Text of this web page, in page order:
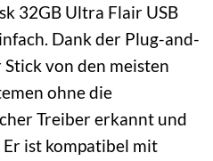
32GB Ultra Flair USB
Dank der Plug-and-
von den meisten
ohne die
Treiber erkannt und
ist kompatibel mit